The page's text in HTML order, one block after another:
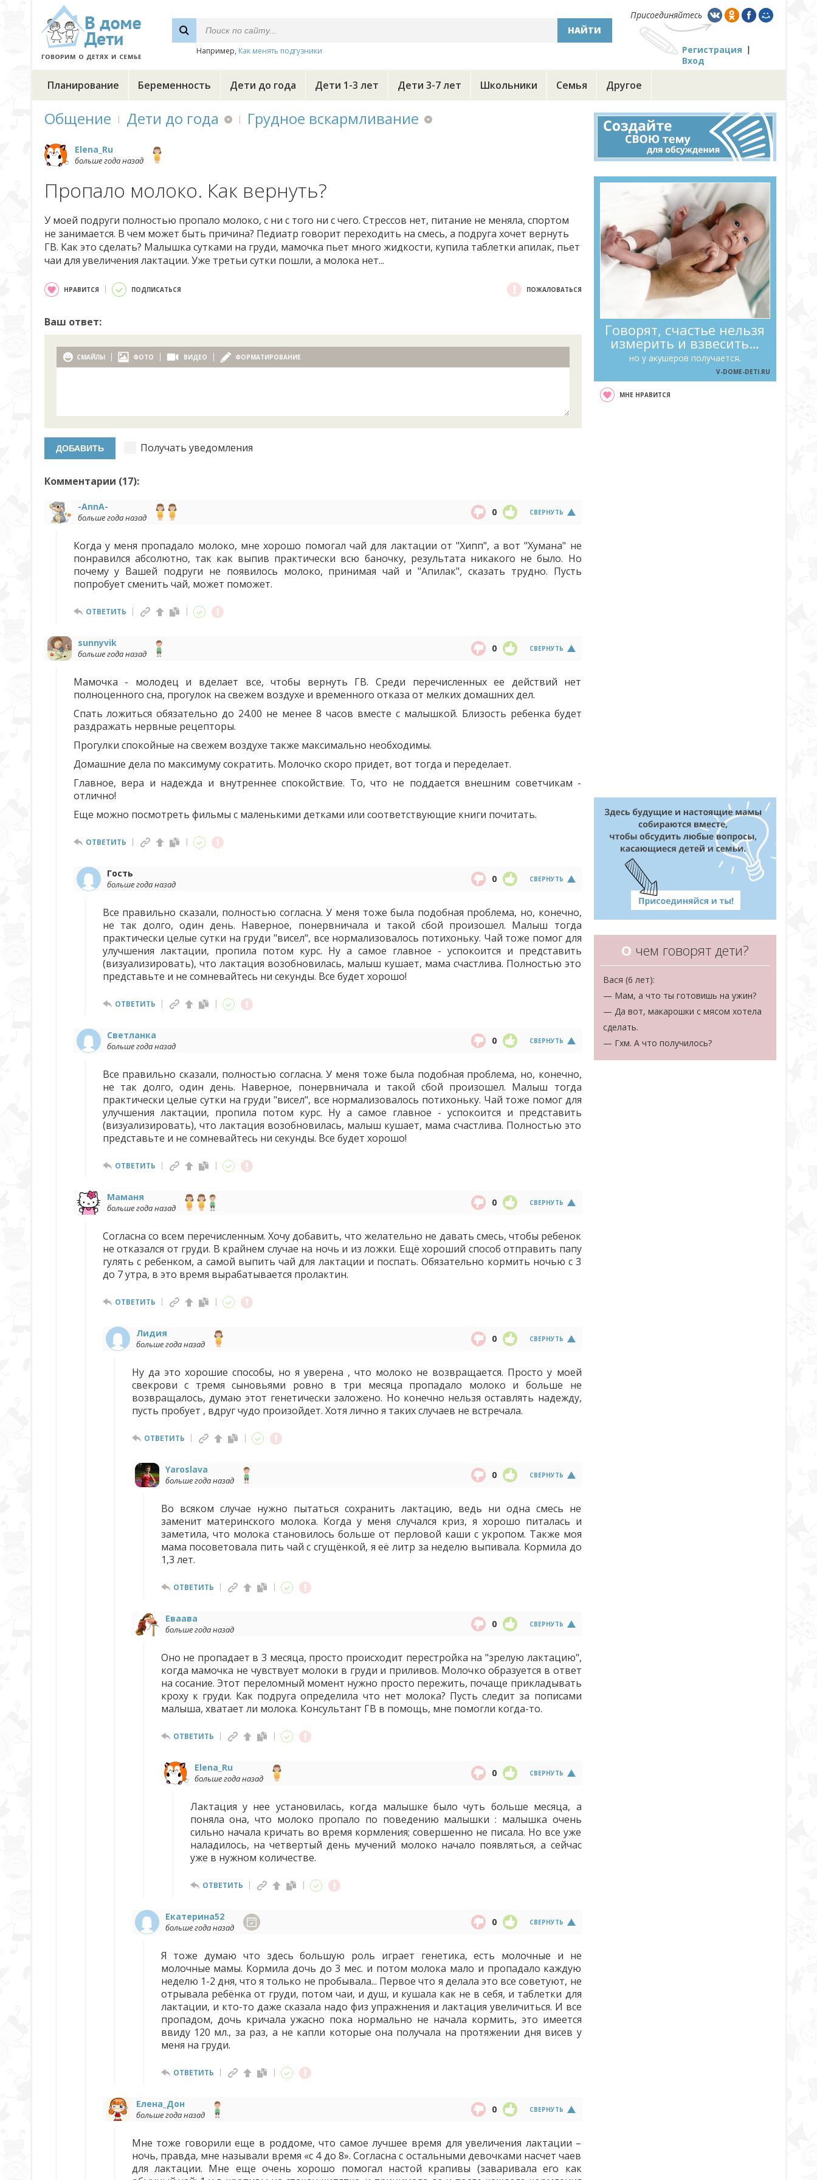
НАЙТИ
Например, Как менять подгузники
Присоединяйтесь
Регистрация
Вход
Планирование Беременность Дети до года Дети 1-3 лет Дети 3-7 лет Школьники Семья Другое
Общение Дети до года Грудное вскармливание
Elena_Ru
больше года назад
Пропало молоко. Как вернуть?
У моей подруги полностью пропало молоко, с ни с того ни с чего. Стрессов нет, питание не меняла, спортом
не занимается. В чем может быть причина? Педиатр говорит переходить на смесь, а подруга хочет вернуть
ГВ. Как это сделать? Малышка сутками на груди, мамочка пьет много жидкости, купила таблетки апилак, пьет
чаи для увеличения лактации. Уже третьи сутки пошли, а молока нет...
НРАВИТСЯ ПОДПИСАТЬСЯ ПОЖАЛОВАТЬСЯ
Ваш ответ:
СМАЙЛЫ ФОТО ВИДЕО ФОРМАТИРОВАНИЕ
Получать уведомления
Комментарии (17):
-AnnA-
больше года назад СВЕРНУТЬ
0
Когда у меня пропадало молоко, мне хорошо помогал чай для лактации от "Хипп", а вот "Хумана" не
понравился абсолютно, так как выпив практически всю баночку, результата никакого не было. Но
почему у Вашей подруги не появилось молоко, принимая чай и "Апилак", сказать трудно. Пусть
попробует сменить чай, может поможет.
ОТВЕТИТЬ
sunnyvik
больше года назад СВЕРНУТЬ
0
Мамочка - молодец и вделает все, чтобы вернуть ГВ. Среди перечисленных ее действий нет
полноценного сна, прогулок на свежем воздухе и временного отказа от мелких домашних дел.
Спать ложиться обязательно до 24.00 не менее 8 часов вместе с малышкой. Близость ребенка будет
раздражать нервные рецепторы.
Прогулки спокойные на свежем воздухе также максимально необходимы.
Домашние дела по максимуму сократить. Молочко скоро придет, вот тогда и переделает.
Главное, вера и надежда и внутреннее спокойствие. То, что не поддается внешним советчикам -
отлично!
Еще можно посмотреть фильмы с маленькими детками или соответствующие книги почитать.
ОТВЕТИТЬ
Гость
больше года назад СВЕРНУТЬ
0
Все правильно сказали, полностью согласна. У меня тоже была подобная проблема, но, конечно,
не так долго, один день. Наверное, понервничала и такой сбой произошел. Малыш тогда
практически целые сутки на груди "висел", все нормализовалось потихоньку. Чай тоже помог для
улучшения лактации, пропила потом курс. Ну а самое главное - успокоится и представить
(визуализировать), что лактация возобновилась, малыш кушает, мама счастлива. Полностью это
представьте и не сомневайтесь ни секунды. Все будет хорошо!
ОТВЕТИТЬ
Светланка
больше года назад СВЕРНУТЬ
0
Все правильно сказали, полностью согласна. У меня тоже была подобная проблема, но, конечно,
не так долго, один день. Наверное, понервничала и такой сбой произошел. Малыш тогда
практически целые сутки на груди "висел", все нормализовалось потихоньку. Чай тоже помог для
улучшения лактации, пропила потом курс. Ну а самое главное - успокоится и представить
(визуализировать), что лактация возобновилась, малыш кушает, мама счастлива. Полностью это
представьте и не сомневайтесь ни секунды. Все будет хорошо!
ОТВЕТИТЬ
Маманя
больше года назад СВЕРНУТЬ
0
Согласна со всем перечисленным. Хочу добавить, что желательно не давать смесь, чтобы ребенок
не отказался от груди. В крайнем случае на ночь и из ложки. Ещё хороший способ отправить папу
гулять с ребенком, а самой выпить чай для лактации и поспать. Обязательно кормить ночью с 3
до 7 утра, в это время вырабатывается пролактин.
ОТВЕТИТЬ
Лидия
больше года назад СВЕРНУТЬ
0
Ну да это хорошие способы, но я уверена , что молоко не возвращается. Просто у моей
свекрови с тремя сыновьями ровно в три месяца пропадало молоко и больше не
возвращалось, думаю этот генетически заложено. Но конечно нельзя оставлять надежду,
пусть пробует , вдруг чудо произойдет. Хотя лично я таких случаев не встречала.
ОТВЕТИТЬ
Yaroslava
больше года назад СВЕРНУТЬ
0
Во всяком случае нужно пытаться сохранить лактацию, ведь ни одна смесь не
заменит материнского молока. Когда у меня случался криз, я хорошо питалась и
заметила, что молока становилось больше от перловой каши с укропом. Также моя
мама посоветовала пить чай с сгущёнкой, я её литр за неделю выпивала. Кормила до
1,3 лет.
ОТВЕТИТЬ
Еваава
больше года назад СВЕРНУТЬ
0
Оно не пропадает в 3 месяца, просто происходит перестройка на "зрелую лактацию",
когда мамочка не чувствует молоки в груди и приливов. Молочко образуется в ответ
на сосание. Этот переломный момент нужно просто пережить, почаще прикладывать
кроху к груди. Как подруга определила что нет молока? Пусть следит за пописами
малыша, хватает ли молока. Консультант ГВ в помощь, мне помогли когда-то.
ОТВЕТИТЬ
Elena_Ru
больше года назад СВЕРНУТЬ
0
Лактация у нее установилась, когда малышке было чуть больше месяца, а
поняла она, что молоко пропало по поведению малышки : малышка очень
сильно начала кричать во время кормления; совершенно не писала. Но все уже
наладилось, на четвертый день мучений молоко начало появляться, а сейчас
уже в нужном количестве.
ОТВЕТИТЬ
Екатерина52
больше года назад СВЕРНУТЬ
0
Я тоже думаю что здесь большую роль играет генетика, есть молочные и не
молочные мамы. Кормила дочь до 3 мес. и потом молока мало и пропадало каждую
неделю 1-2 дня, что я только не пробывала... Первое что я делала это все советуют, не
отрывала ребёнка от груди, потом чаи, и душ, и кушала как не в себя, и таблетки для
лактации, и кто-то даже сказала надо физ упражнения и лактация увеличиться. И все
пропадом, дочь кричала ужасно пока нормально не начала кормить, это имеется
ввиду 120 мл., за раз, а не капли которые она получала на протяжении дня висев у
меня на груди.
ОТВЕТИТЬ
Елена_Дон
больше года назад СВЕРНУТЬ
0
Мне тоже говорили еще в роддоме, что самое лучшее время для увеличения лактации –
ночь, правда, мне называли время «с 4 до 8». Согласна с остальными девочками насчет чаев
для лактации. Мне еще очень хорошо помогал настой крапивы (заваривала его как
Говорят, счастье нельзя
измерить и взвесить…
но у акушеров получается.
V-DOME-DETI.RU
МНЕ НРАВИТСЯ
О чем говорят дети?
Вася (6 лет):
— Мам, а что ты готовишь на ужин?
— Да вот, макарошки с мясом хотела
сделать.
— Гхм. А что получилось?